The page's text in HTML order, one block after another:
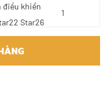
điều khiển
Star26